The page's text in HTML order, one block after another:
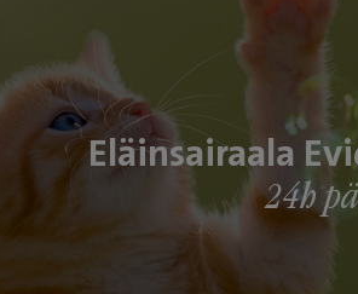
Eläinsairaala
24h